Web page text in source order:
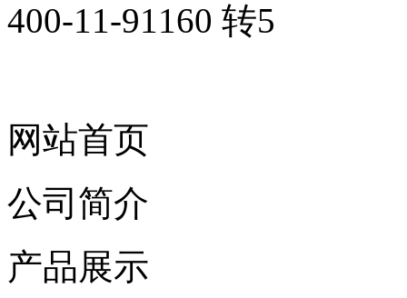
400-11-91160 转5
网站首页
公司简介
产品展示